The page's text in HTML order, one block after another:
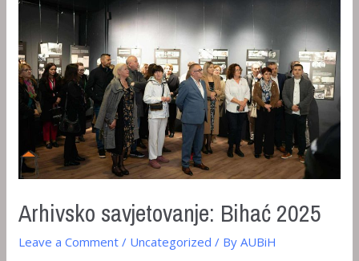
Arhivsko savjetovanje: Bihać 2025
Leave a Comment / Uncategorized / ByAUBiH